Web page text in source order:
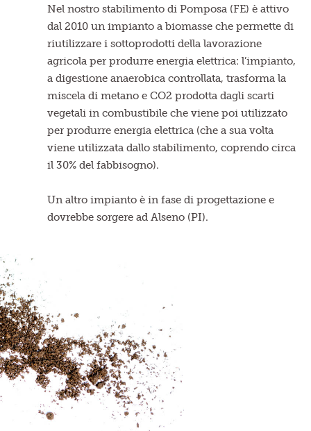
Nel nostro stabilimento di Pomposa (FE) è attivo
dal 2010 un impianto a biomasse che permette di
riutilizzare i sottoprodotti della lavorazione
agricola per produrre energia elettrica: l’impianto,
a digestione anaerobica controllata, trasforma la
miscela di metano e CO2 prodotta dagli scarti
vegetali in combustibile che viene poi utilizzato
per produrre energia elettrica (che a sua volta
viene utilizzata dallo stabilimento, coprendo circa
il 30% del fabbisogno).
Un altro impianto è in fase di progettazione e
dovrebbe sorgere ad Alseno (PI).